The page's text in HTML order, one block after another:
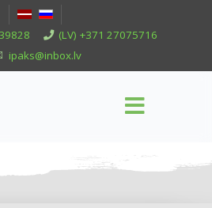
(LV) +371 27075716
ipaks@inbox.lv